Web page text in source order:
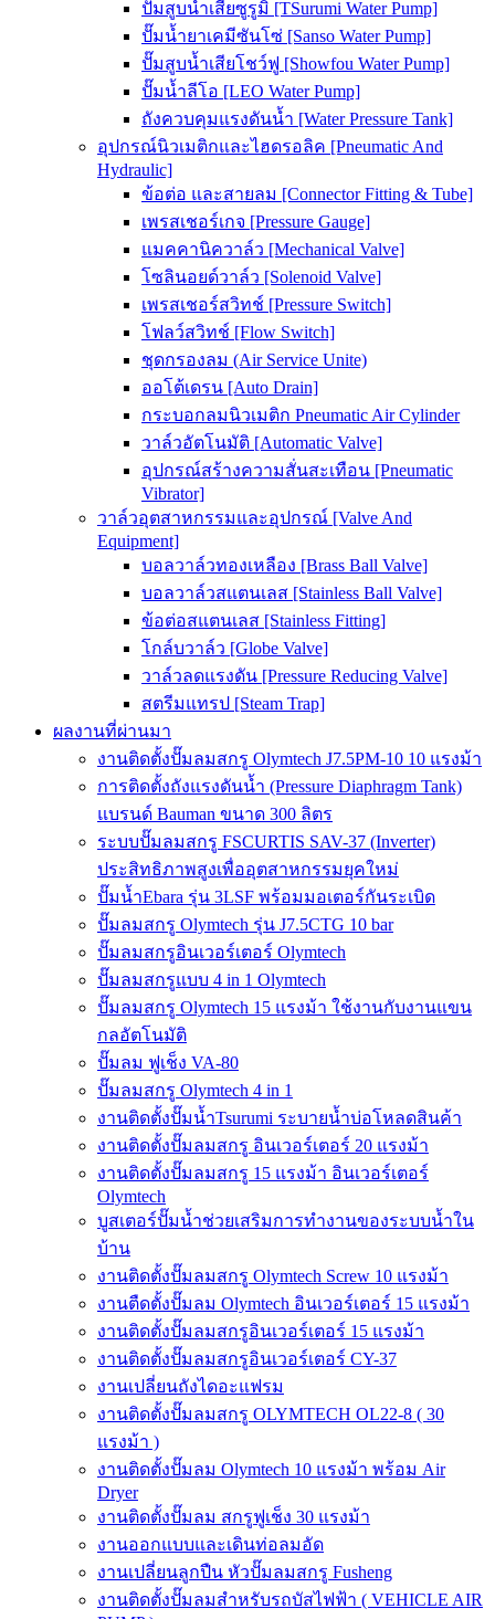
ปั๊มสูบน้ำเสียซูรูมิ [TSurumi Water Pump]
ปั๊มน้ำยาเคมีซันโซ่ [Sanso Water Pump]
ปั๊มสูบน้ำเสียโชว์ฟู [Showfou Water Pump]
ปั๊มน้ำลีโอ [LEO Water Pump]
ถังควบคุมแรงดันน้ำ [Water Pressure Tank]
อุปกรณ์นิวเมติกและไฮดรอลิค [Pneumatic And
Hydraulic]
ข้อต่อ และสายลม [Connector Fitting & Tube]
เพรสเชอร์เกจ [Pressure Gauge]
แมคคานิควาล์ว [Mechanical Valve]
โซลินอยด์วาล์ว [Solenoid Valve]
เพรสเชอร์สวิทช์ [Pressure Switch]
โฟลว์สวิทช์ [Flow Switch]
ชุดกรองลม (Air Service Unite)
ออโต้เดรน [Auto Drain]
กระบอกลมนิวเมติก Pneumatic Air Cylinder
วาล์วอัตโนมัติ [Automatic Valve]
อุปกรณ์สร้างความสั่นสะเทือน [Pneumatic
Vibrator]
วาล์วอุตสาหกรรมและอุปกรณ์ [Valve And
Equipment]
บอลวาล์วทองเหลือง [Brass Ball Valve]
บอลวาล์วสแตนเลส [Stainless Ball Valve]
ข้อต่อสแตนเลส [Stainless Fitting]
โกล์บวาล์ว [Globe Valve]
วาล์วลดแรงดัน [Pressure Reducing Valve]
สตรีมแทรป [Steam Trap]
ผลงานที่ผ่านมา
งานติดตั้งปั๊มลมสกรู Olymtech J7.5PM-10 10 แรงม้า
การติดตั้งถังแรงดันน้ำ (Pressure Diaphragm Tank)
แบรนด์ Bauman ขนาด 300 ลิตร
ระบบปั๊มลมสกรู FSCURTIS SAV-37 (Inverter)
ประสิทธิภาพสูงเพื่ออุตสาหกรรมยุคใหม่
ปั๊มน้ำEbara รุ่น 3LSF พร้อมมอเตอร์กันระเบิด
ปั๊มลมสกรู Olymtech รุ่น J7.5CTG 10 bar
ปั๊มลมสกรูอินเวอร์เตอร์ Olymtech
ปั๊มลมสกรูแบบ 4 in 1 Olymtech
ปั๊มลมสกรู Olymtech 15 แรงม้า ใช้งานกับงานแขน
กลอัตโนมัติ
ปั๊มลม ฟูเช็ง VA-80
ปั๊มลมสกรู Olymtech 4 in 1
งานติดตั้งปั๊มน้ำTsurumi ระบายน้ำบ่อโหลดสินค้า
งานติดตั้งปั๊มลมสกรู อินเวอร์เตอร์ 20 แรงม้า
งานติดตั้งปั๊มลมสกรู 15 แรงม้า อินเวอร์เตอร์
Olymtech
บูสเตอร์ปั๊มน้ำช่วยเสริมการทำงานของระบบน้ำใน
บ้าน
งานติดตั้งปั๊มลมสกรู Olymtech Screw 10 แรงม้า
งานตืดตั้งปั๊มลม Olymtech อินเวอร์เตอร์ 15 แรงม้า
งานติดตั้งปั๊มลมสกรูอินเวอร์เตอร์ 15 แรงม้า
งานติดตั้งปั๊มลมสกรูอินเวอร์เตอร์ CY-37
งานเปลี่ยนถังไดอะแฟรม
งานติดตั้งปั๊มลมสกรู OLYMTECH OL22-8 ( 30
แรงม้า )
งานติดตั้งปั๊มลม Olymtech 10 แรงม้า พร้อม Air
Dryer
งานติดตั้งปั๊มลม สกรูฟูเช็ง 30 แรงม้า
งานออกแบบและเดินท่อลมอัด
งานเปลี่ยนลูกปืน หัวปั๊มลมสกรู Fusheng
งานติดตั้งปั๊มลมสำหรับรถบัสไฟฟ้า ( VEHICLE AIR